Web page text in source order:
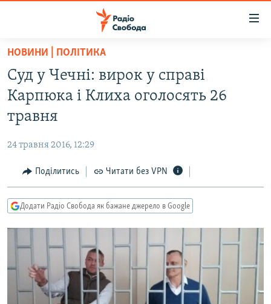
Перейти
основного
матеріалу
Перейти
до
основної
навігації
Перейти
до
пошуку
ВСЕ ЗА ДОБУ
СТАТТІ
ЕКОНОМІКА
СУСПІЛЬСТВО
РОСІЙСЬКА «ФІЛЬТРАЦІЯ»
ДОНБАС.РЕАЛІЇ
ТИ ЯК?
КИТАЙ.ВИКЛИКИ
МУЛЬТИМЕДІА
НОВИНИ | ПОЛІТИКА
Суд у Чечні: вирок у справі
Карпюка і Клиха оголосять 26
травня
24 травня 2016, 12:29
Поділитись Читати без VPN
Додати Радіо Свобода як бажане джерело в Google